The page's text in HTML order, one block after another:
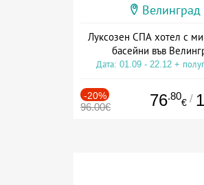
Велинград
Луксозен СПА хотел с
басейни във
Дата: 01.09 - 22.12 +
-20%
96.00€ 76.80
€ /